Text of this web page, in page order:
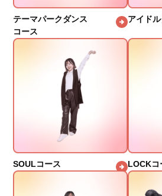
テーマパークダンス
コース
アイド
SOULコース LOCKコ